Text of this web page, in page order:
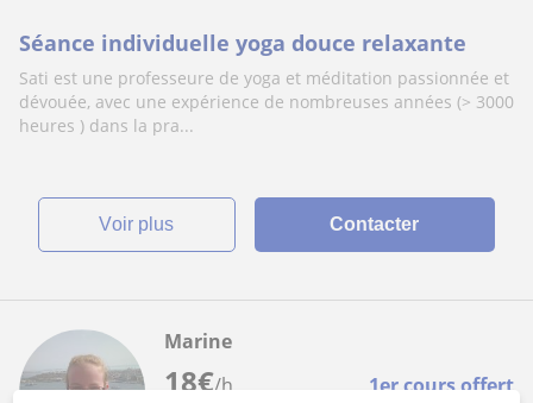
Séance individuelle yoga douce relaxante
Sati est une professeure de yoga et méditation passionnée et
dévouée, avec une expérience de nombreuses années (> 3000
heures ) dans la pra...
voir plus Contacter
18€/h 1er cours offert
Marine